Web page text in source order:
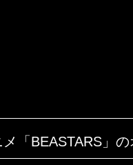
「BEASTARS」